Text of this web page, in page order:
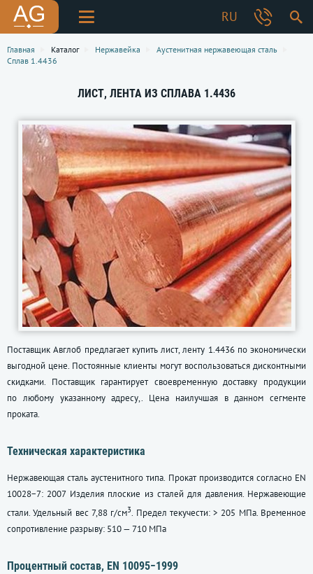
RU
Главная Каталог Нержавейка
Аустенитная нержавеющая сталь
Сплав 1.4436
ЛИСТ, ЛЕНТА ИЗ СПЛАВА 1.4436
Поставщик Авглоб предлагает купить лист, ленту 1.4436 по экономически
выгодной цене. Постоянные клиенты могут воспользоваться дисконтными
скидками. Поставщик гарантирует своевременную доставку продукции
по любому указанному адресу,. Цена наилучшая в данном сегменте
проката.
Техническая характеристика
Нержавеющая сталь аустенитного типа. Прокат производится согласно EN
10028−7: 2007 Изделия плоские из сталей для давления. Нержавеющие
стали. Удельный вес 7,88 г/см3. Предел текучести: > 205 МПа. Временное
сопротивление разрыву: 510 — 710 МПа
Процентный состав, EN 10095−1999